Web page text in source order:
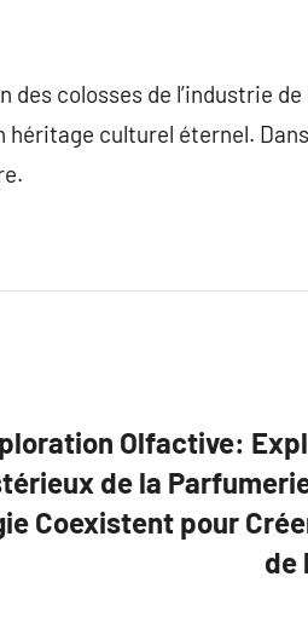
colosses de l’industrie de
culturel éternel.
Olfactive:
de la
Coexistent pour
de